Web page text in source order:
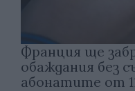
Франция ще
обаждания без
абонатите от